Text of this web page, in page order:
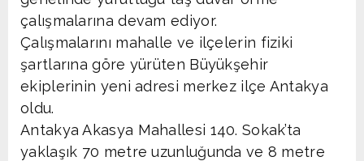
çalışmalarına devam ediyor.
Çalışmalarını mahalle ve ilçelerin fiziki
şartlarına göre yürüten Büyükşehir
ekiplerinin yeni adresi merkez ilçe Antakya
oldu.
Antakya Akasya Mahallesi 140. Sokak’ta
yaklaşık 70 metre uzunluğunda ve 8 metre